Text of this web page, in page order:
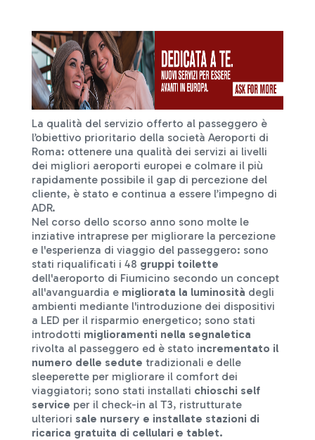
La qualità del servizio offerto al passeggero è
l’obiettivo prioritario della società Aeroporti di
Roma: ottenere una qualità dei servizi ai livelli
dei migliori aeroporti europei e colmare il più
rapidamente possibile il gap di percezione del
cliente, è stato e continua a essere l’impegno di
ADR.
Nel corso dello scorso anno sono molte le
inziative intraprese per migliorare la percezione
e l'esperienza di viaggio del passeggero: sono
stati riqualificati i 48 gruppi toilette
dell'aeroporto di Fiumicino secondo un concept
all'avanguardia e migliorata la luminosità degli
ambienti mediante l'introduzione dei dispositivi
a LED per il risparmio energetico; sono stati
introdotti miglioramenti nella segnaletica
rivolta al passeggero ed è stato incrementato il
numero delle sedute tradizionali e delle
sleeperette per migliorare il comfort dei
viaggiatori; sono stati installati chioschi self
service per il check-in al T3, ristrutturate
ulteriori sale nursery e installate stazioni di
ricarica gratuita di cellulari e tablet.